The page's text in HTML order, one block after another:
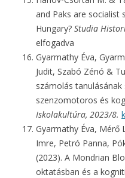
and Paks are socialist
Hungary? Studia
elfogadva
Gyarmathy Éva,
Judit, Szabó Zénó &
számolás
szenzomotoros és
Iskolakultúra, 2023/8.
Gyarmathy Éva, Mérő
Imre, Petró Panna,
(2023). A Mondrian
oktatásban és a